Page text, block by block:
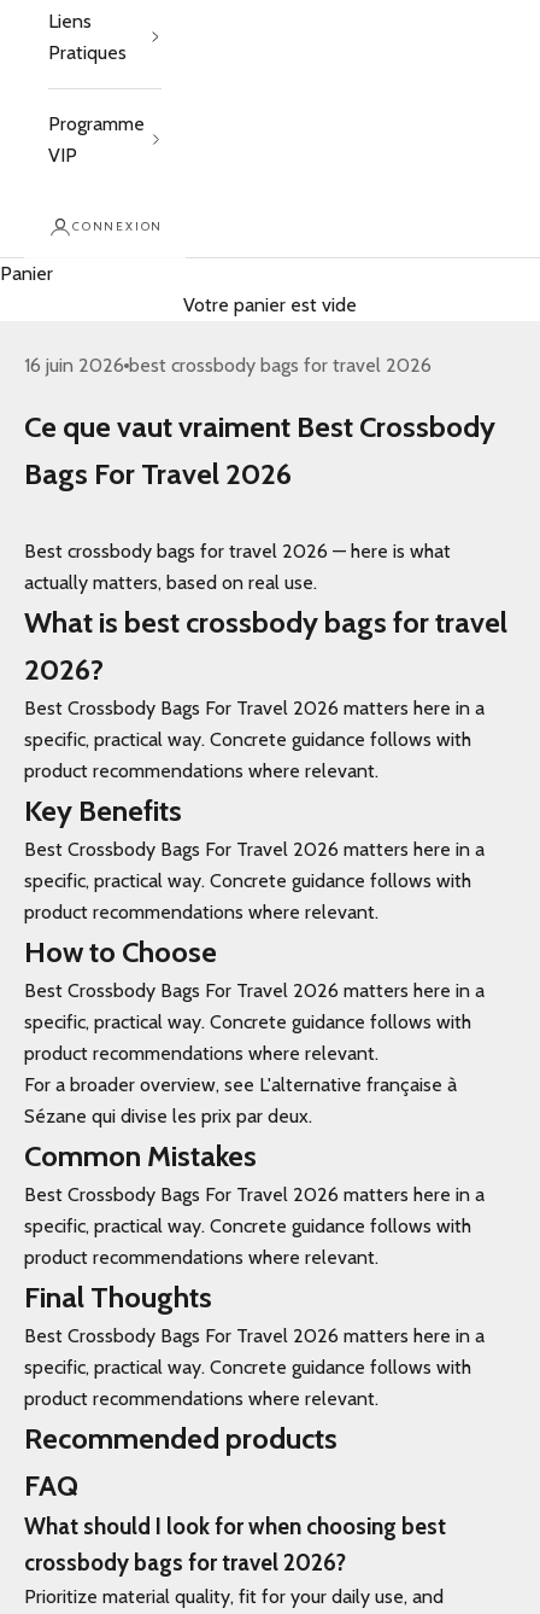
Liens
Pratiques
Programme
VIP
CONNEXION
Panier
Votre panier est vide
16 juin 2026 best crossbody bags for travel 2026
Ce que vaut vraiment Best Crossbody
Bags For Travel 2026
Best crossbody bags for travel 2026 — here is what
actually matters, based on real use.
What is best crossbody bags for travel
2026?
Best Crossbody Bags For Travel 2026 matters here in a
specific, practical way. Concrete guidance follows with
product recommendations where relevant.
Key Benefits
Best Crossbody Bags For Travel 2026 matters here in a
specific, practical way. Concrete guidance follows with
product recommendations where relevant.
How to Choose
Best Crossbody Bags For Travel 2026 matters here in a
specific, practical way. Concrete guidance follows with
product recommendations where relevant.
For a broader overview, see L'alternative française à
Sézane qui divise les prix par deux.
Common Mistakes
Best Crossbody Bags For Travel 2026 matters here in a
specific, practical way. Concrete guidance follows with
product recommendations where relevant.
Final Thoughts
Best Crossbody Bags For Travel 2026 matters here in a
specific, practical way. Concrete guidance follows with
product recommendations where relevant.
Recommended products
FAQ
What should I look for when choosing best
crossbody bags for travel 2026?
Prioritize material quality, fit for your daily use, and